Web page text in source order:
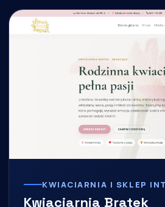
KWIACIARNIA I SKLEP
Kwiaciarnia Bratek